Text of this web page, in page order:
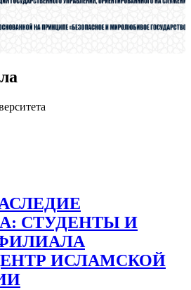
СТУДЕНТЫ И
ИСЛАМСКОЙ